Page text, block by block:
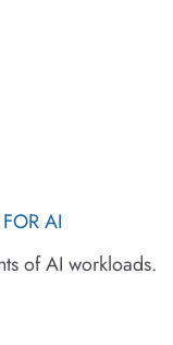
AI
of AI workloads.